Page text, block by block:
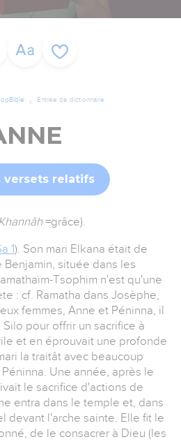
Entrée de dictionnaire
versets relatifs
=grâce).
1). Son mari Elkana était de
Benjamin, située dans les
Tsophim n'est qu'une
: cf. Ramatha dans Josèphe,
femmes, Anne et Péninna, il
pour offrir un sacrifice à
et en éprouvait une profonde
la traitât avec beaucoup
Une année, après le
le sacrifice d'actions de
entra dans le temple et, dans
devant l'arche sainte. Elle fit le
de le consacrer à Dieu (les